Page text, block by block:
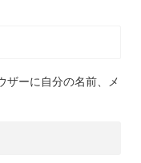
ザーに自分の名前、メ